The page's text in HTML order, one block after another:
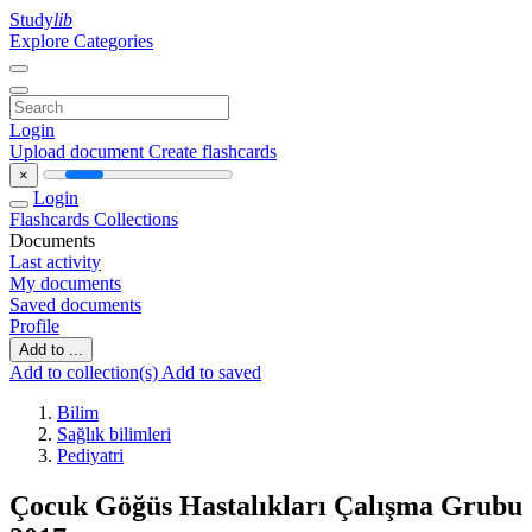
Studylib
Explore Categories
Login
Upload document Create flashcards
×
Login
Flashcards Collections
Documents
Last activity
My documents
Saved documents
Profile
Add to ...
Add to collection(s) Add to saved
Bilim
Sağlık bilimleri
Pediyatri
Çocuk Göğüs Hastalıkları Çalışma Grubu